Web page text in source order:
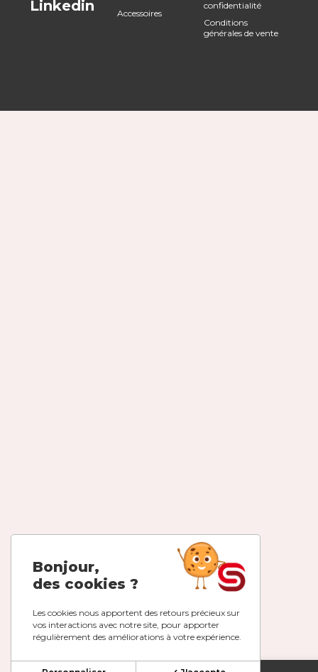
Linkedin
Accessoires
confidentialité
Conditions
générales de vente
Bonjour,
des cookies ?
Les cookies nous apportent des retours précieux sur
vos interactions avec notre site, pour apporter
régulièrement des améliorations à votre expérience.